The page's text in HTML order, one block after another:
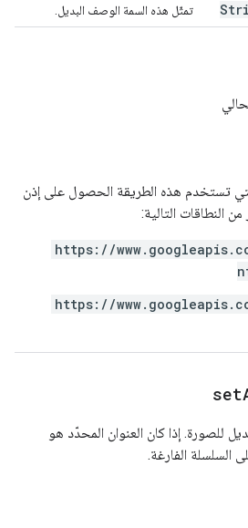
تمثّل هذه السمة الوصف البديل.
تستخدم هذه الطريقة الحصول على إذن
النطاقات التالية:
https://
https://
للصورة. إذا كان العنوان المحدّد هو
السلسلة الفارغة.